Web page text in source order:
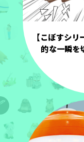
【こぼすシ
的な一瞬を